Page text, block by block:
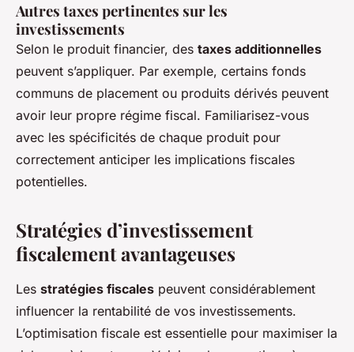
Autres taxes pertinentes sur les
investissements
Selon le produit financier, des taxes additionnelles
peuvent s’appliquer. Par exemple, certains fonds
communs de placement ou produits dérivés peuvent
avoir leur propre régime fiscal. Familiarisez-vous
avec les spécificités de chaque produit pour
correctement anticiper les implications fiscales
potentielles.
Stratégies d’investissement
fiscalement avantageuses
Les stratégies fiscales peuvent considérablement
influencer la rentabilité de vos investissements.
L’optimisation fiscale est essentielle pour maximiser la